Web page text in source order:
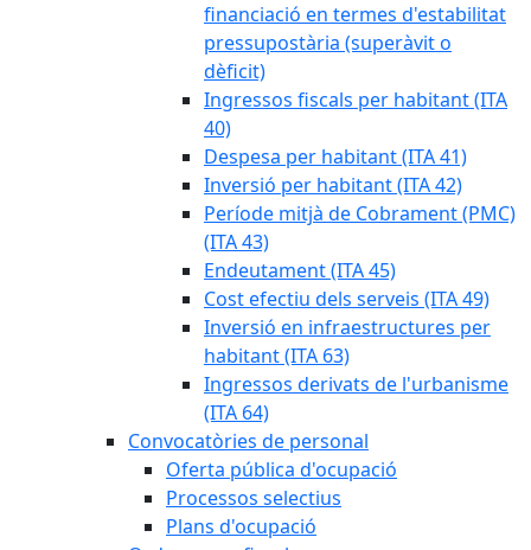
financiació en termes d'estabilitat
pressupostària (superàvit o
dèficit)
Ingressos fiscals per habitant (ITA
40)
Despesa per habitant (ITA 41)
Inversió per habitant (ITA 42)
Període mitjà de Cobrament (PMC)
(ITA 43)
Endeutament (ITA 45)
Cost efectiu dels serveis (ITA 49)
Inversió en infraestructures per
habitant (ITA 63)
Ingressos derivats de l'urbanisme
(ITA 64)
Convocatòries de personal
Oferta pública d'ocupació
Processos selectius
Plans d'ocupació